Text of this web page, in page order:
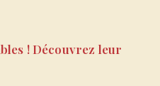
! Découvrez leur